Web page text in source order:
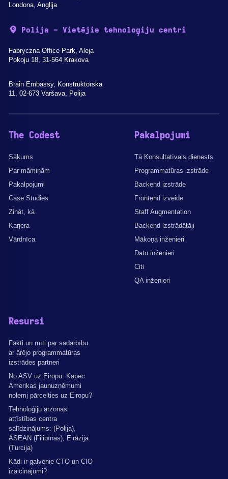
Londona, Anglija
Polija - Vietējie tehnoloģiju centri
Fabryczna Office Park, Aleja
Pokoju 18, 31-564 Krakova
Brain Embassy, Konstruktorska
11, 02-673 Varšava, Polija
The Codest
Sākums
Par māmiņām
Pakalpojumi
Case Studies
Zināt, kā
Karjera
Vārdnīca
Pakalpojumi
Tā Konsultatīvais dienests
Programmatūras izstrāde
Backend izstrāde
Frontend izveide
Staff Augmentation
Backend izstrādātāji
Mākoņa inženieri
Datu inženieri
Citi
QA inženieri
Resursi
Fakti un mīti par sadarbību
ar ārējo programmatūras
izstrādes partneri
No ASV uz Eiropu: Kāpēc
Amerikas jaunuzņēmumi
nolemj pārcelties uz Eiropu?
Tehnoloģiju ārzonas
attīstības centra
salīdzinājums: (Polija),
ASEAN (Filipīnas), Eirāzija
(Turcija)
Kādi ir galvenie CTO un CIO
izaicinājumi?